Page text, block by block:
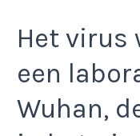
Het virus
een
Wuhan,